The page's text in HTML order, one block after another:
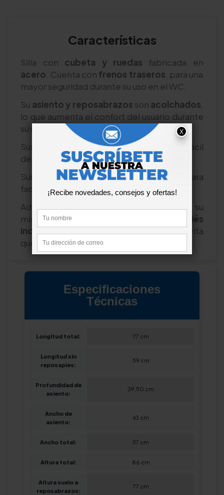
Características
Silla con cubeta y ruedas fabricada en
acero . Cuenta con frenos traseros , para una
mayor seguridad durante su uso en el WC.
Su asiento y reposabrazos son acolchados
lo que aumenta el confort del usuario durante
su uso.
Sus
ruedas giratoriashace que sea muy fácil
de desplazar por el cuidador.
Sus
reposabrazosson abatibles, para
facilitar las transferencias.
Además, lo que la diferencia de otras de su
misma categoría, es que cuenta
reposapiés
individuales y cinta de sujeción, que evita
que los pies se deslicen hacia atrás.
Especificaciones
Técnicas
Longitud total: 77 cm
Longitud sin
reposapies:
59 cm
Profundidad de
asiento:
39,50 cm
Ancho de
asiento:
43 cm
Ancho total: 57 cm
Altura total: 86 cm
Altura suelo a
reposabrazos:
77 cm